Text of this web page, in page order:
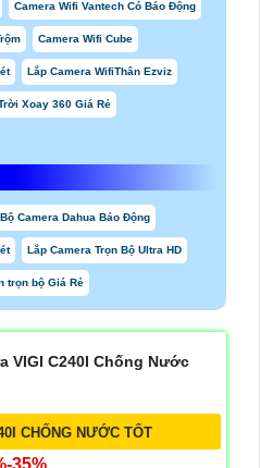
Camera Wifi Vantech Có Báo Động
Camera Wifi Cube
Lắp Camera WifiThân Ezviz
Xoay 360 Giá Rẻ
Bộ Camera Dahua Báo Động
Lắp Camera Trọn Bộ Ultra HD
trọn bộ Giá Rẻ
CHỐNG NƯỚC TỐT
35%